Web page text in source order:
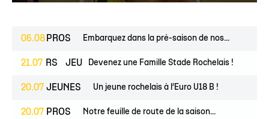
06.08 PROS Embarquez dans la pré-saison de nos...
21.07
ESPOIRS JEUNES Devenez une Famille Stade Rochelais !
20.07 JEUNES Un jeune rochelais à l’Euro U18 B !
20.07 PROS Notre feuille de route de la saison...